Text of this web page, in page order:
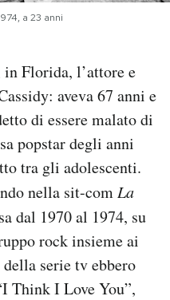
a 23 anni
Florida, l’attore e
aveva 67 anni e
di essere malato di
popstar degli anni
tra gli adolescenti.
nella sit-com La
dal 1970 al 1974, su
rock insieme ai
serie tv ebbero
Think I Love You”,